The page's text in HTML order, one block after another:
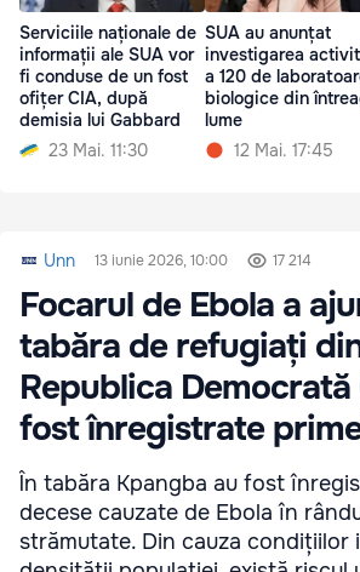
Serviciile naționale de
informații ale SUA vor
fi conduse de un fost
ofițer CIA, după
demisia lui Gabbard
23 Mai. 11:30
SUA au anunțat
investigarea
a 120 de
biologice din
lume
12 Mai. 17:45
Unn 13 iunie 2026, 10:00 17 214
Focarul de Ebola a
tabăra de refugiați
Republica
fost înregistrate
În tabăra Kpangba au fost
decese cauzate de Ebola în
strămutate. Din cauza condițiilor